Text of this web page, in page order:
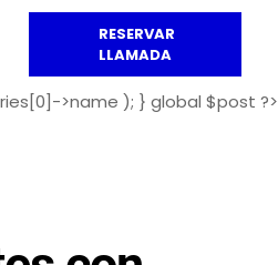
RESERVAR
LLAMADA
>name ); } global $post ?>